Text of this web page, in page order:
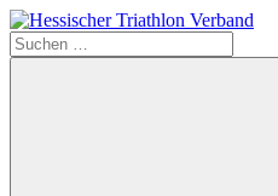
Zum
Inhalt
springen
Hessischer
Suchen
nach: